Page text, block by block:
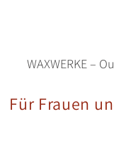
WAXWERKE –
Für Frauen